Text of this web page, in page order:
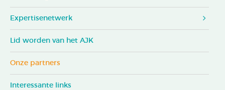
Expertisenetwerk
Lid worden van het AJK
Onze partners
Interessante links